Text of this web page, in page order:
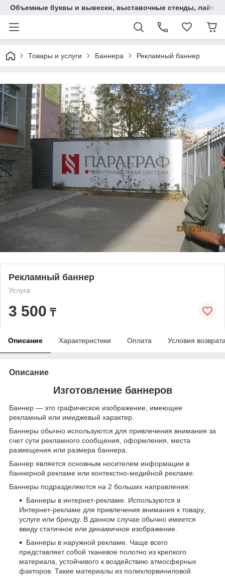
Объемные буквы и вывески, выставочные стенды,
Товары и услуги Баннера Рекламный баннер
Рекламный баннер
Услуга
3 500 ₸
Описание Характеристики Оплата Условия
Описание
Изготовление баннеров
Баннер — это графическое изображение, имеющее
рекламный или имиджевый характер.
Баннеры обычно используются для привлечения внимания за
счет сути рекламного сообщения, оформления, места
размещения или размера баннера.
Баннер является основным носителем информации в
баннерной рекламе или контекстно-медийной рекламе.
Баннеры подразделяются на 2 больших направления:
Баннеры в интернет-рекламе. Используются в
Интернет-рекламе для привлечения внимания к товару,
услуге или бренду. В данном случае обычно имеется
ввиду статичное или динамичное изображение.
Баннеры в наружной рекламе. Чаще всего
представляет собой тканевое полотно из крепкого
материала, устойчивого к воздействию атмосферных
факторов. Такие материалы из полихлорвиниловой